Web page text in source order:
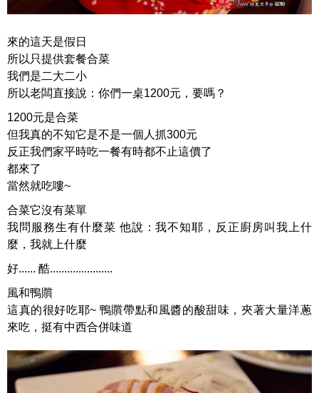
來的這天是假日
所以只提供套餐合菜
我們是二大二小
所以老闆直接說：你們一桌1200元，要嗎？
1200元是合菜
但我真的不知它是不是一個人抓300元
反正我們家平時吃一餐有時都不止這價了
都來了
當然就吃嘍~
合菜它沒有菜單
我問服務生有什麼菜 他說：我不知耶，反正廚房叫我上什
麼，我就上什麼
好...... 酷......................
風和鴨贘
這真的很好吃耶~ 鴨贘帶點和風醬的酸甜味，夾著大量洋蔥
來吃，挺有中西合併味道